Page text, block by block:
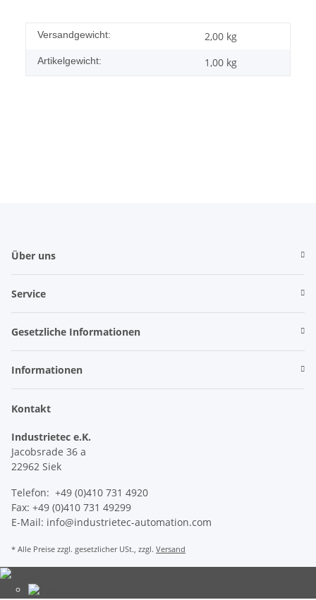
Versandgewicht: 2,00 kg
Artikelgewicht: 1,00 kg
Über uns
Service
Gesetzliche Informationen
Informationen
Kontakt
Industrietec e.K.
Jacobsrade 36 a
22962 Siek
Telefon: +49 (0)410 731 4920
Fax: +49 (0)410 731 49299
E-Mail: info@industrietec-automation.com
* Alle Preise zzgl. gesetzlicher USt., zzgl. Versand